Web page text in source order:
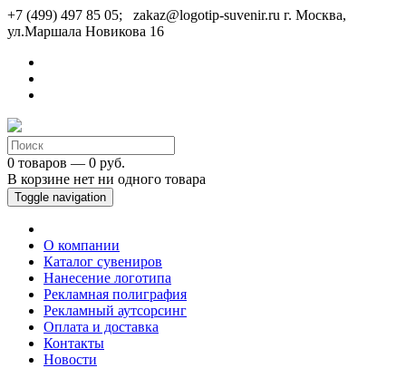
+7 (499) 497 85 05; zakaz@logotip-suvenir.ru г. Москва,
ул.Маршала Новикова 16
0 товаров — 0 руб.
В корзине нет ни одного товара
Toggle navigation
О компании
Каталог сувениров
Нанесение логотипа
Рекламная полиграфия
Рекламный аутсорсинг
Оплата и доставка
Контакты
Новости